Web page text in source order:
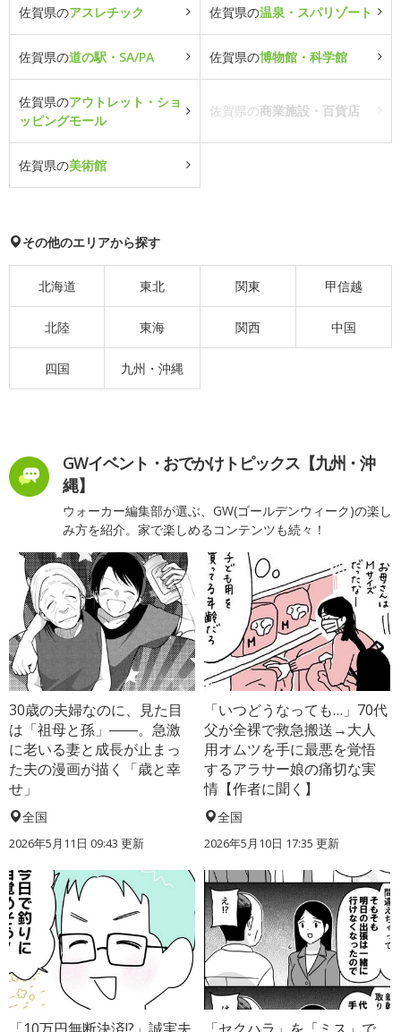
佐賀県のアスレチック 佐賀県の温泉・スパリゾート
佐賀県の道の駅・SA/PA 佐賀県の博物館・科学館
佐賀県のアウトレット・ショ
ッピングモール
佐賀県の商業施設・百貨店
佐賀県の美術館
その他のエリアから探す
北海道 東北 関東 甲信越
北陸 東海 関西 中国
四国 九州・沖縄
GWイベント・おでかけトピックス【九州・沖
縄】
ウォーカー編集部が選ぶ、GW(ゴールデンウィーク)の楽し
み方を紹介。家で楽しめるコンテンツも続々！
30歳の夫婦なのに、見た目
は「祖母と孫」――。急激
に老いる妻と成長が止まっ
た夫の漫画が描く「歳と幸
せ」
全国
2026年5月11日 09:43 更新
「いつどうなっても…」70代
父が全裸で救急搬送→大人
用オムツを手に最悪を覚悟
するアラサー娘の痛切な実
情【作者に聞く】
全国
2026年5月10日 17:35 更新